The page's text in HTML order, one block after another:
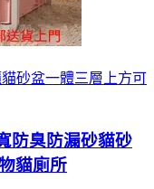
砂盆一體三層上方可
防臭防漏砂貓砂
貓廁所